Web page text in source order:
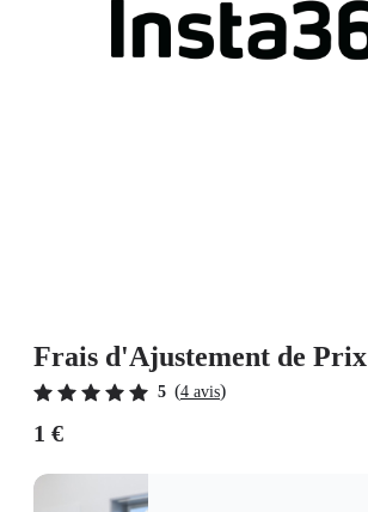
Frais d'Ajustement de Prix
5 (4 avis)
1 €